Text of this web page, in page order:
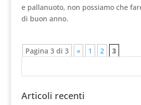
e pallanuoto, non possiamo che
di buon anno.
Pagina 3 di 3 « 1 2 3
Articoli recenti